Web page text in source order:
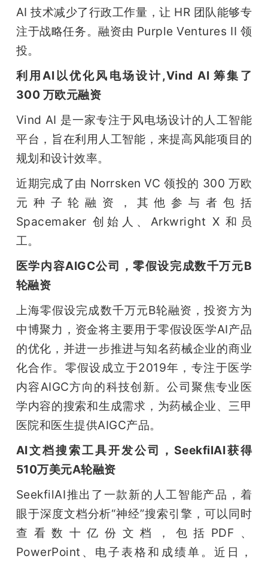
AI 技术减少了行政工作量，让 HR 团队能够专
注于战略任务。融资由 Purple Ventures II 领
投。
利用AI以优化风电场设计,Vind AI 筹集了
300 万欧元融资
Vind AI 是一家专注于风电场设计的人工智能
平台，旨在利用人工智能，来提高风能项目的
规划和设计效率。
近期完成了由 Norrsken VC 领投的 300 万欧
元种子轮融资，其他参与者包括
Spacemaker 创始人、Arkwright X 和员
工。
医学内容AIGC公司，零假设完成数千万元B
轮融资
上海零假设完成数千万元B轮融资，投资方为
中博聚力，资金将主要用于零假设医学AI产品
的优化，并进一步推进与知名药械企业的商业
化合作。零假设成立于2019年，专注于医学
内容AIGC方向的科技创新。公司聚焦专业医
学内容的搜索和生成需求，为药械企业、三甲
医院和医生提供AIGC产品。
AI文档搜索工具开发公司，SeekfilAI获得
510万美元A轮融资
SeekfilAI推出了一款新的人工智能产品，着
眼于深度文档分析“神经”搜索引擎，可以同时
查看数十亿份文档，包括PDF、
PowerPoint、电子表格和成绩单。近日，